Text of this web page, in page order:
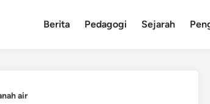
Berita Pedagogi Sejarah
air